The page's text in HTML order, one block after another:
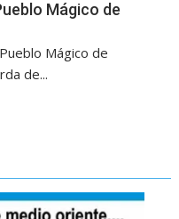
Mágico de
Mágico de
de...